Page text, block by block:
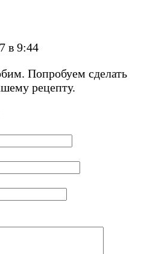
в 9:44
Попробуем сделать
рецепту.